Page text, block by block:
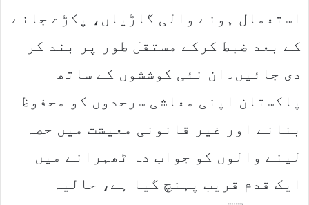
استعمال ہونے والی گاڑیاں، پکڑے جانے
کے بعد ضبط کرکے مستقل طور پر بند کر
دی جائیں۔ان نئی کوششوں کے ساتھ
پاکستان اپنی معاشی سرحدوں کو محفوظ
بنانے اور غیر قانونی معیشت میں حصہ
لینے والوں کو جواب دہ ٹھہرانے میں
ایک قدم قریب پہنچ گیا ہے، حالیہ